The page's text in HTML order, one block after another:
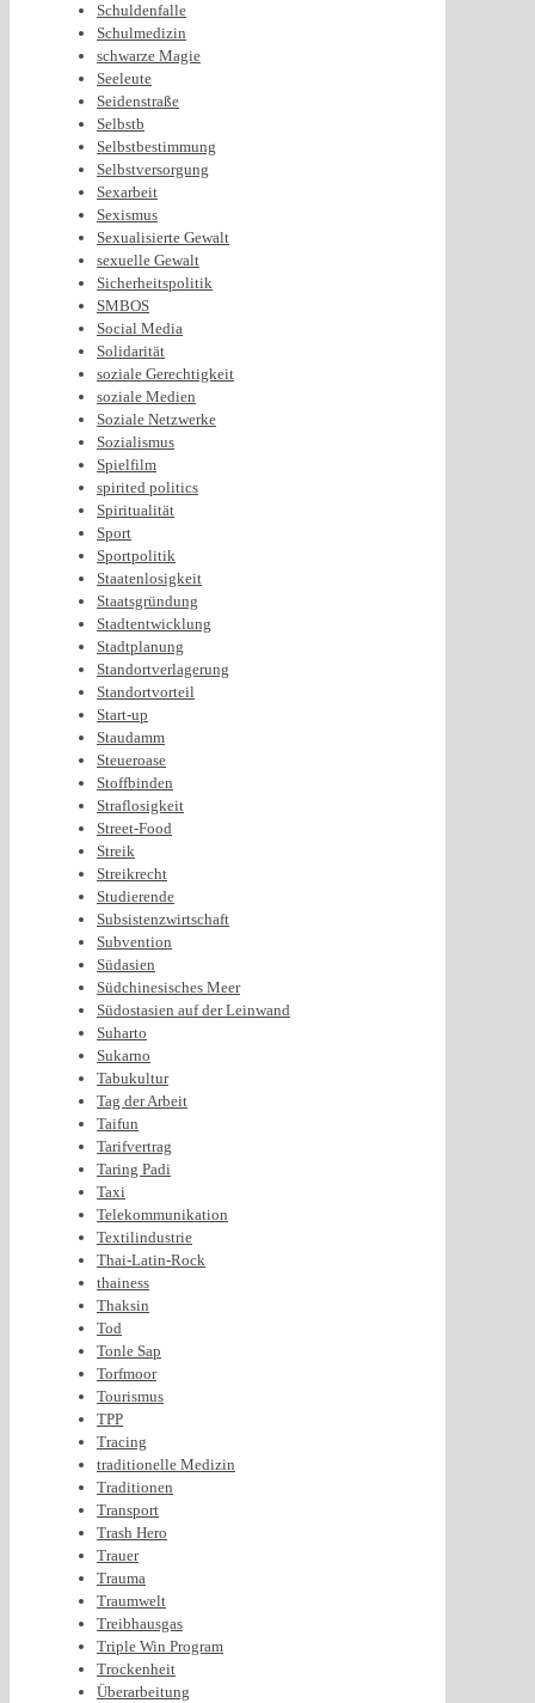
Schuldenfalle
Schulmedizin
schwarze Magie
Seeleute
Seidenstraße
Selbstb
Selbstbestimmung
Selbstversorgung
Sexarbeit
Sexismus
Sexualisierte Gewalt
sexuelle Gewalt
Sicherheitspolitik
SMBOS
Social Media
Solidarität
soziale Gerechtigkeit
soziale Medien
Soziale Netzwerke
Sozialismus
Spielfilm
spirited politics
Spiritualität
Sport
Sportpolitik
Staatenlosigkeit
Staatsgründung
Stadtentwicklung
Stadtplanung
Standortverlagerung
Standortvorteil
Start-up
Staudamm
Steueroase
Stoffbinden
Straflosigkeit
Street-Food
Streik
Streikrecht
Studierende
Subsistenzwirtschaft
Subvention
Südasien
Südchinesisches Meer
Südostasien auf der Leinwand
Suharto
Sukarno
Tabukultur
Tag der Arbeit
Taifun
Tarifvertrag
Taring Padi
Taxi
Telekommunikation
Textilindustrie
Thai-Latin-Rock
thainess
Thaksin
Tod
Tonle Sap
Torfmoor
Tourismus
TPP
Tracing
traditionelle Medizin
Traditionen
Transport
Trash Hero
Trauer
Trauma
Traumwelt
Treibhausgas
Triple Win Program
Trockenheit
Überarbeitung